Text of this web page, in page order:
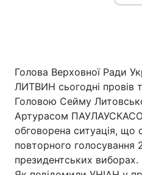
Голова Верховної Ради
ЛИТВИН сьогодні провів
Головою Сейму
Артурасом
обговорена ситуація, що
повторного голосування
президентських виборах.